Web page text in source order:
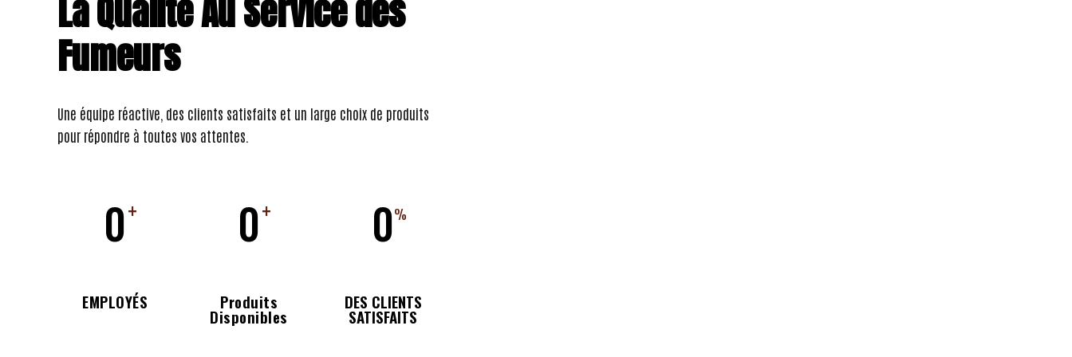
La Qualité Au Service des
Fumeurs
Une équipe réactive, des clients satisfaits et un large choix de produits
pour répondre à toutes vos attentes.
0+
EMPLOYÉS
0+
Produits
Disponibles
0%
DES CLIENTS
SATISFAITS